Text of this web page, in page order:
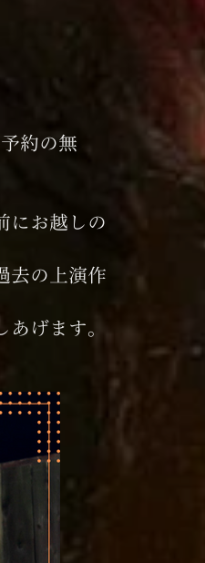
約の無
にお越しの
去の上演作
げます。